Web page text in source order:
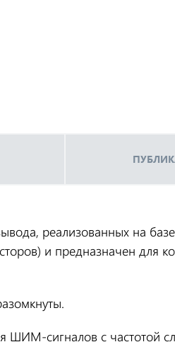
реализованных на
и предназначен для
ШИМ-сигналов с частотой